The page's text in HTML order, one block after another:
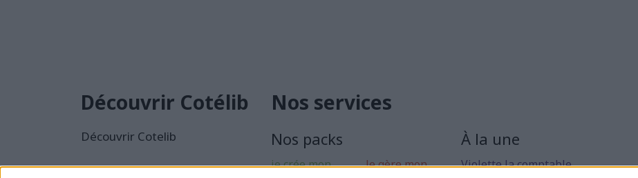
Découvrir Cotélib
Découvrir Cotelib
Nos services
Nos packs
je crée mon
Je gère mon
À la une
Violette la comptable